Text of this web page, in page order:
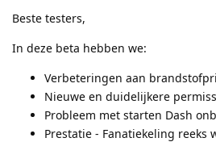
Beste testers,
In deze beta hebben we:
Verbeteringen aan
Nieuwe en duidelijkere
Probleem met starten Dash
Prestatie - Fanatiekeling reeks